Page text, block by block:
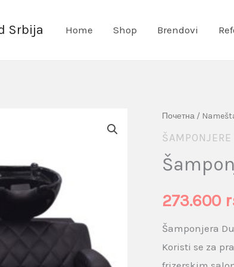
Srbija Home Shop Brendovi
Почетна /
ŠAMPONJERE
273.600
Šamponjera
Koristi se za
Šamponjera
Duo
INF104
Crna